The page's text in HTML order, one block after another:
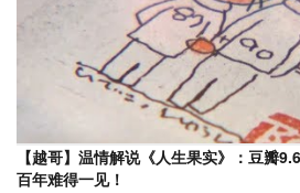
【越哥】温情解说《人生果实》：豆瓣
百年难得一见！